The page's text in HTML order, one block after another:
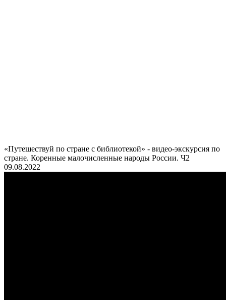
«Путешествуй по стране с библиотекой» - видео-экскурсия по
стране. Коренные малочисленные народы России. Ч2
09.08.2022